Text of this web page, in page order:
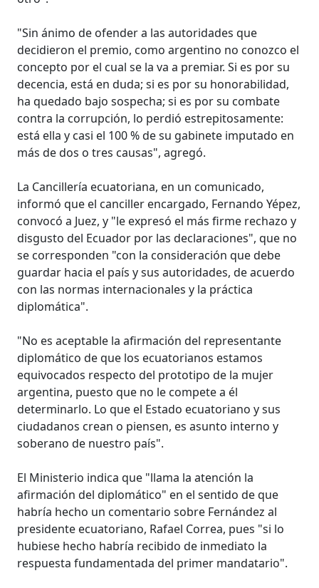
"Sin ánimo de ofender a las autoridades que
decidieron el premio, como argentino no conozco el
concepto por el cual se la va a premiar. Si es por su
decencia, está en duda; si es por su honorabilidad,
ha quedado bajo sospecha; si es por su combate
contra la corrupción, lo perdió estrepitosamente:
está ella y casi el 100 % de su gabinete imputado en
más de dos o tres causas", agregó.
La Cancillería ecuatoriana, en un comunicado,
informó que el canciller encargado, Fernando Yépez,
convocó a Juez, y "le expresó el más firme rechazo y
disgusto del Ecuador por las declaraciones", que no
se corresponden "con la consideración que debe
guardar hacia el país y sus autoridades, de acuerdo
con las normas internacionales y la práctica
diplomática".
"No es aceptable la afirmación del representante
diplomático de que los ecuatorianos estamos
equivocados respecto del prototipo de la mujer
argentina, puesto que no le compete a él
determinarlo. Lo que el Estado ecuatoriano y sus
ciudadanos crean o piensen, es asunto interno y
soberano de nuestro país".
El Ministerio indica que "llama la atención la
afirmación del diplomático" en el sentido de que
habría hecho un comentario sobre Fernández al
presidente ecuatoriano, Rafael Correa, pues "si lo
hubiese hecho habría recibido de inmediato la
respuesta fundamentada del primer mandatario".